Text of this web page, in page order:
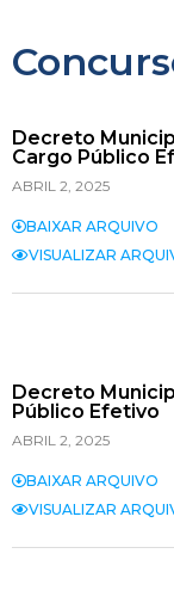
Decreto
Cargo Público
ABRIL 2, 2025
BAIXAR ARQUIVO
VISUALIZAR
Decreto
Público Efetivo
ABRIL 2, 2025
BAIXAR ARQUIVO
VISUALIZAR